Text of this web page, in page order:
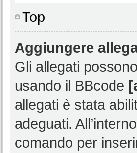
Top
Aggiungere
Gli allegati
usando il BBcode
allegati è stata
adeguati.
comando per